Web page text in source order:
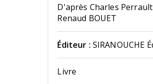
D'après Charles
Renaud BOUET
Éditeur : SIRANOUCHE
Livre